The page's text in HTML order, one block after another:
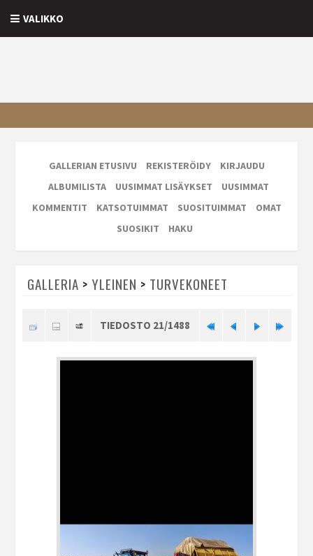
VALIKKO
GALLERIAN ETUSIVU REKISTERÖIDY
KIRJAUDU
ALBUMILISTA
UUSIMMAT LISÄYKSET
UUSIMMAT
KOMMENTIT
KATSOTUIMMAT SUOSITUIMMAT
OMAT
SUOSIKIT
HAKU
GALLERIA > YLEINEN > TURVEKONEET
TIEDOSTO 21/1488